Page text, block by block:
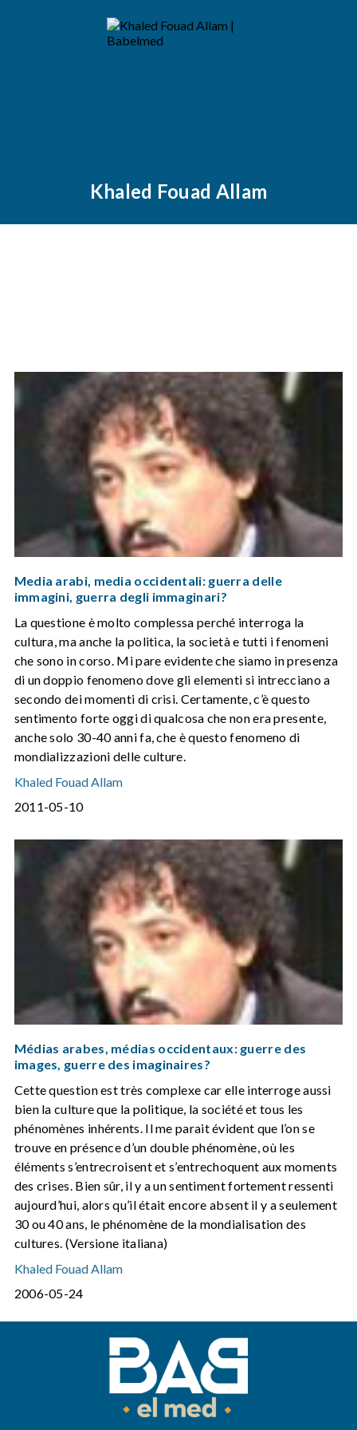
Khaled Fouad Allam
Media arabi, media occidentali: guerra delle
immagini, guerra degli immaginari?
La questione è molto complessa perché interroga la
cultura, ma anche la politica, la società e tutti i fenomeni
che sono in corso. Mi pare evidente che siamo in presenza
di un doppio fenomeno dove gli elementi si intrecciano a
secondo dei momenti di crisi. Certamente, c’è questo
sentimento forte oggi di qualcosa che non era presente,
anche solo 30-40 anni fa, che è questo fenomeno di
mondializzazioni delle culture.
Khaled Fouad Allam
2011-05-10
Médias arabes, médias occidentaux: guerre des
images, guerre des imaginaires?
Cette question est très complexe car elle interroge aussi
bien la culture que la politique, la société et tous les
phénomènes inhérents. Il me parait évident que l’on se
trouve en présence d’un double phénomène, où les
éléments s’entrecroisent et s’entrechoquent aux moments
des crises. Bien sûr, il y a un sentiment fortement ressenti
aujourd’hui, alors qu’il était encore absent il y a seulement
30 ou 40 ans, le phénomène de la mondialisation des
cultures. (Versione italiana)
Khaled Fouad Allam
2006-05-24